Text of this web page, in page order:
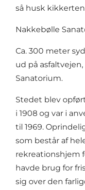
så husk
Nakkebølle
Ca. 300 meter
ud på
Sanatorium.
Stedet blev
i 1908 og var i
til 1969.
som består af
rekreationshjem
havde brug for
sig over den